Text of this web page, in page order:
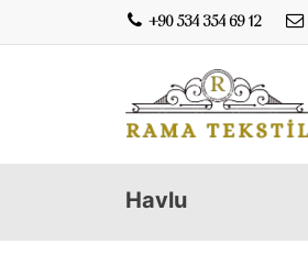
+90 534 354 69 12
Havlu